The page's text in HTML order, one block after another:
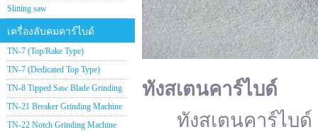
Slitting saw
เครื่องลับคมคาร์ไบด์
TN-7 (Top/Rake Type)
TN-7 (Dedicated Top Type)
TN-8 Tipped Saw Blade Grinding
TN-21 Breaker Grinding Machine
TN-22 Notch Grinding Machine
ทังสเตนคาร์ไบด์
ทังสเตนคาร์ไบด์ (